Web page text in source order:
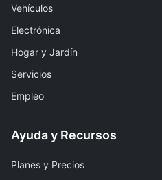
Vehículos
Electrónica
Hogar y Jardín
Servicios
Empleo
Ayuda y Recursos
Planes y Precios